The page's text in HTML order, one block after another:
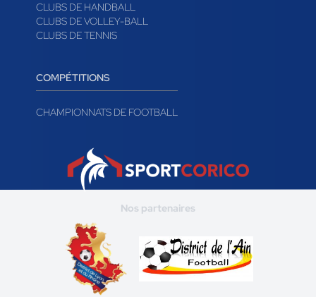
CLUBS DE HANDBALL
CLUBS DE VOLLEY-BALL
CLUBS DE TENNIS
COMPÉTITIONS
CHAMPIONNATS DE FOOTBALL
Nos partenaires